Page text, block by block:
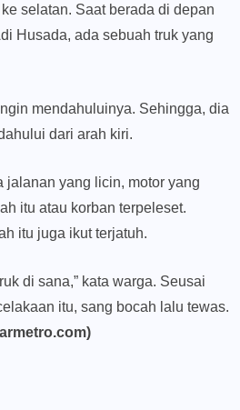
selatan. Saat berada di depan
Husada, ada sebuah truk yang
mendahuluinya. Sehingga, dia
dari arah kiri.
jalanan yang licin, motor yang
itu atau korban terpeleset.
itu juga ikut terjatuh.
di sana,” kata warga. Seusai
itu, sang bocah lalu tewas.